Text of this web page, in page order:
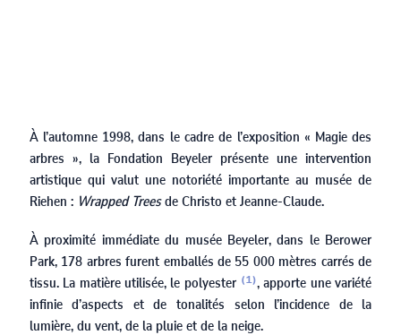
À l’automne 1998, dans le cadre de l’exposition « Magie des
arbres », la Fondation Beyeler présente une intervention
artistique qui valut une notoriété importante au musée de
Riehen : Wrapped Treesde Christo et Jeanne-Claude.
À proximité immédiate du musée Beyeler, dans le Berower
Park, 178 arbres furent emballés de 55 000mètres carrés de
tissu. La matière utilisée, le polyester (1), apporte une variété
infinie d’aspects et de tonalités selon l’incidence de la
lumière, du vent, de la pluie et de la neige.